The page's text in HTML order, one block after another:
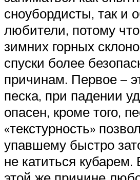
сноубордисты, так и
любители, потому
зимних горных
спуски более
причинам. Первое –
песка, при падении
опасен, кроме того,
«текстурность»
упавшему быстро
не катиться